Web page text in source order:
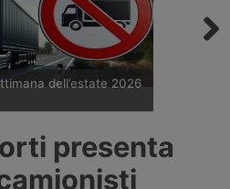
dell’estate 2026
personale Anas sulla
weekend che apre la
con oltre 25
presenta